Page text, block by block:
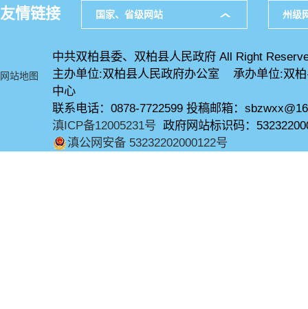
友情链接 国家、省级网站 州级
网站地图
中共双柏县委、双柏县人民政府 All Right
主办单位:双柏县人民政府办公室 承办单位:双
中心
联系电话：0878-7722599 投稿邮箱：
滇ICP备12005231号 政府网站标识码：
滇公网安备 53232202000122号